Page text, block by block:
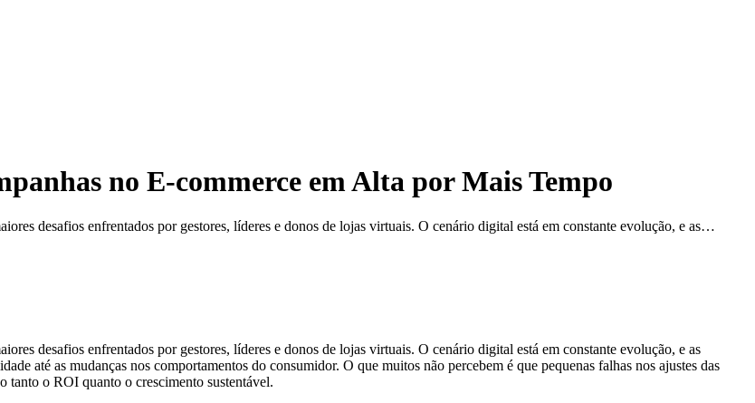
no E-commerce em Alta por Mais Tempo
desafios enfrentados por gestores, líderes e donos de lojas virtuais. O cenário digital está em constante evolução, e as…
desafios enfrentados por gestores, líderes e donos de lojas virtuais. O cenário digital está em constante evolução, e as
até as mudanças nos comportamentos do consumidor. O que muitos não percebem é que pequenas falhas nos ajustes das
tanto o ROI quanto o crescimento sustentável.